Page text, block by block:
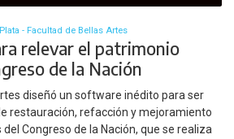
- Facultad de Bellas Artes
relevar el patrimonio
de la Nación
diseñó un software inédito para ser
restauración, refacción y mejoramiento
Congreso de la Nación, que se realiza